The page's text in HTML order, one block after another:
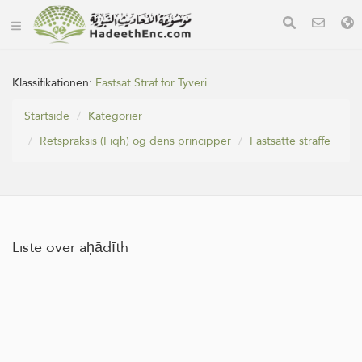
Klassifikationen: Fastsat Straf for Tyveri
Startside
Kategorier
Retspraksis (Fiqh) og dens principper
Fastsatte straffe
Liste over aḥādīth